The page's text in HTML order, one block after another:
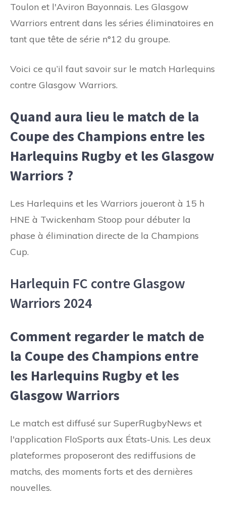
Toulon et l'Aviron Bayonnais. Les Glasgow
Warriors entrent dans les séries éliminatoires en
tant que tête de série n°12 du groupe.
Voici ce qu’il faut savoir sur le match Harlequins
contre Glasgow Warriors.
Quand aura lieu le match de la
Coupe des Champions entre les
Harlequins Rugby et les Glasgow
Warriors ?
Les Harlequins et les Warriors joueront à 15 h
HNE à Twickenham Stoop pour débuter la
phase à élimination directe de la Champions
Cup.
Harlequin FC contre Glasgow
Warriors 2024
Comment regarder le match de
la Coupe des Champions entre
les Harlequins Rugby et les
Glasgow Warriors
Le match est diffusé sur SuperRugbyNews et
l'application FloSports aux États-Unis. Les deux
plateformes proposeront des rediffusions de
matchs, des moments forts et des dernières
nouvelles.